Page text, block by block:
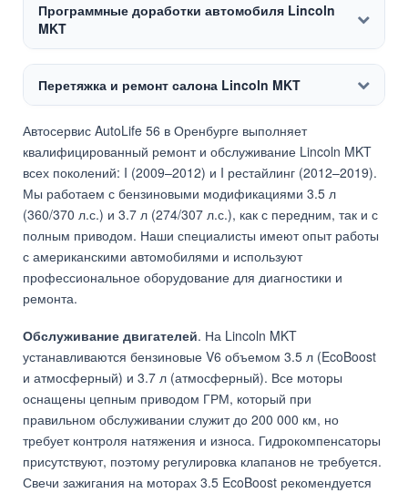
Программные доработки автомобиля Lincoln
MKT
Перетяжка и ремонт салона Lincoln MKT
Автосервис AutoLife 56 в Оренбурге выполняет
квалифицированный ремонт и обслуживание Lincoln MKT
всех поколений: I (2009–2012) и I рестайлинг (2012–2019).
Мы работаем с бензиновыми модификациями 3.5 л
(360/370 л.с.) и 3.7 л (274/307 л.с.), как с передним, так и с
полным приводом. Наши специалисты имеют опыт работы
с американскими автомобилями и используют
профессиональное оборудование для диагностики и
ремонта.
Обслуживание двигателей. На Lincoln MKT
устанавливаются бензиновые V6 объемом 3.5 л (EcoBoost
и атмосферный) и 3.7 л (атмосферный). Все моторы
оснащены цепным приводом ГРМ, который при
правильном обслуживании служит до 200 000 км, но
требует контроля натяжения и износа. Гидрокомпенсаторы
присутствуют, поэтому регулировка клапанов не требуется.
Свечи зажигания на моторах 3.5 EcoBoost рекомендуется